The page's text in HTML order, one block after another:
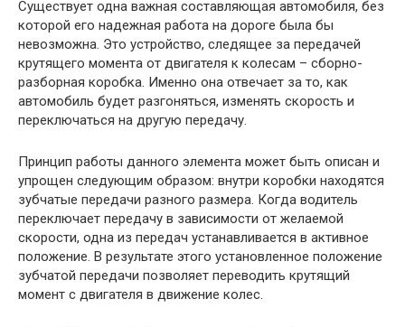
Существует одна важная составляющая автомобиля, без
которой его надежная работа на дороге была бы
невозможна. Это устройство, следящее за передачей
крутящего момента от двигателя к колесам – сборно-
разборная коробка. Именно она отвечает за то, как
автомобиль будет разгоняться, изменять скорость и
переключаться на другую передачу.
Принцип работы данного элемента может быть описан и
упрощен следующим образом: внутри коробки находятся
зубчатые передачи разного размера. Когда водитель
переключает передачу в зависимости от желаемой
скорости, одна из передач устанавливается в активное
положение. В результате этого установленное положение
зубчатой передачи позволяет переводить крутящий
момент с двигателя в движение колес.